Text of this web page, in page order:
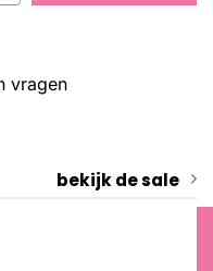
vragen
bekijk de sale